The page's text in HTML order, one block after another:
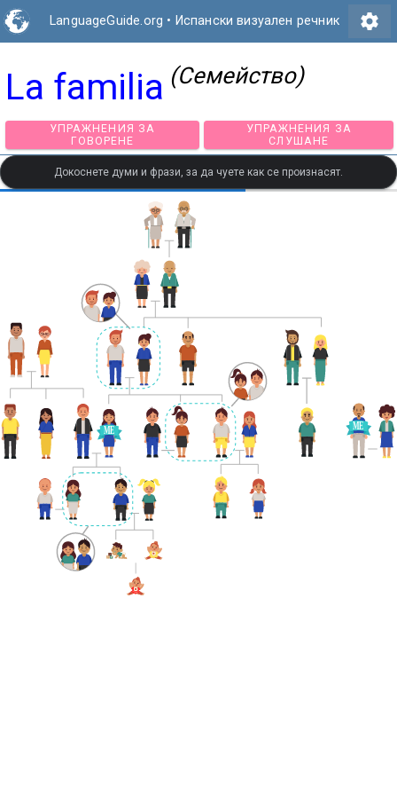
LanguageGuide.org • Испански визуален речник settings
La familia (Семейство)
УПРАЖНЕНИЯ ЗА
ГОВОРЕНЕ
УПРАЖНЕНИЯ
СЛУШАНЕ
Докоснете думи и фрази, за да чуете как се произнасят.